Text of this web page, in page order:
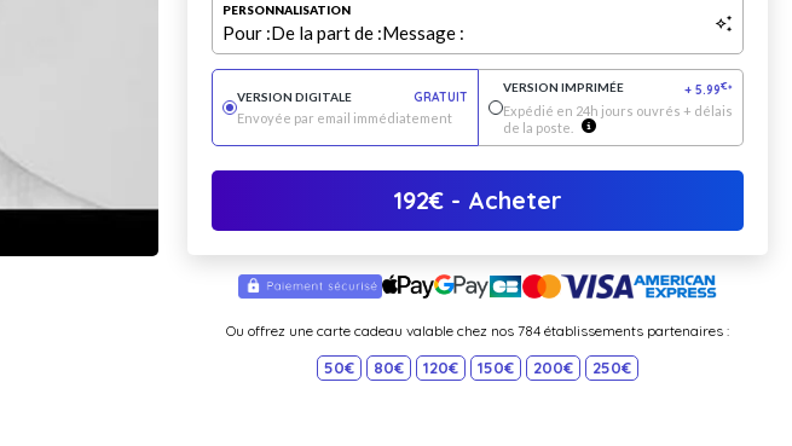
PERSONNALISATION
Pour :De la part de :Message :
VERSION DIGITALE
GRATUIT
Envoyée par email immédiatement
VERSION IMPRIMÉE + 5.99€*
Expédié en 24h jours ouvrés + délais
de la poste.
192€ - Acheter
Ou offrez une carte cadeau valable chez nos 784 établissements partenaires :
50€ 80€ 120€ 150€ 200€ 250€